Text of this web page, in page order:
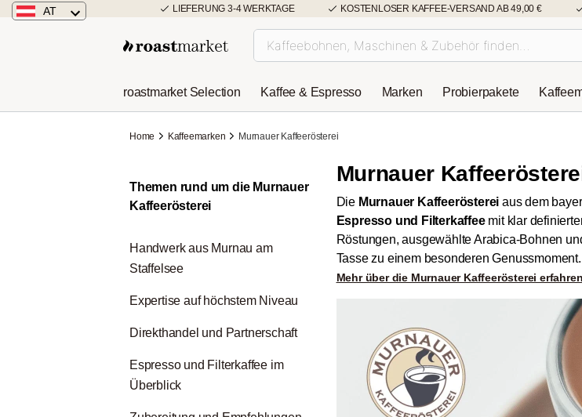
LIEFERUNG 3-4 WERKTAGE KOSTENLOSER KAFFEE-VERSAND AB 49,00 €
AT
Niederlande
roastmarket Selection Kaffee & Espresso Marken Probierpakete
Home Kaffeemarken Murnauer Kaffeerösterei
Themen rund um die Murnauer
Kaffeerösterei
Handwerk aus Murnau am
Staffelsee
Expertise auf höchstem Niveau
Direkthandel und Partnerschaft
Espresso und Filterkaffee im
Überblick
Murnauer
Die Murnauer Kaffeerösterei aus dem
Espresso und Filterkaffeemit klar
Röstungen, ausgewählte Arabica-Bohnen
Tasse zu einem besonderen Genussmoment.
Mehr über die Murnauer Kaffeerösterei erfahren